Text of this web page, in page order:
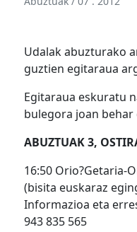
Udalak abuzturako
guztien egitaraua
Egitaraua eskuratu
bulegora joan behar
ABUZTUAK 3,
16:50 Orio?Getaria-
(bisita euskaraz
Informazioa eta
943 835 565